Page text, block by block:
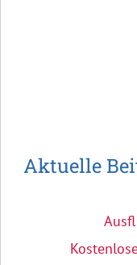
Aktuelle